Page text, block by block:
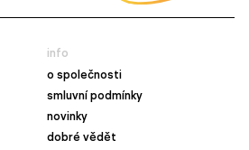
info
o společnosti
smluvní podmínky
novinky
dobré vědět